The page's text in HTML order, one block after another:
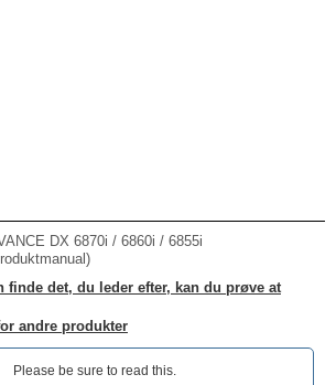
DX 6870i / 6860i / 6855i
finde det, du leder efter, kan du prøve at
andre produkter
Please be sure to read this.‎